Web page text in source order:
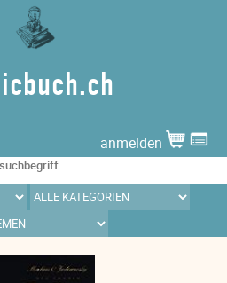
anmelden